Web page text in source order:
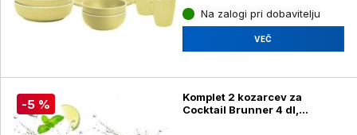
Na zalogi pri dobavitelju
VEČ
-5 %
Komplet 2 kozarcev za
Cocktail Brunner 4 dl,